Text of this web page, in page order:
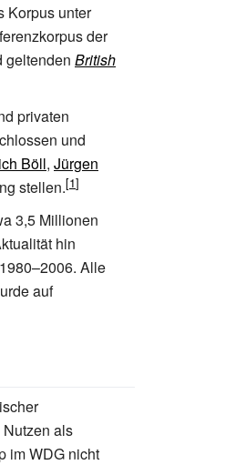
Korpus unter
der
geltenden British
privaten
und
Böll, Jürgen
stellen.
3,5 Millionen
hin
Alle
auf
als
im WDG nicht